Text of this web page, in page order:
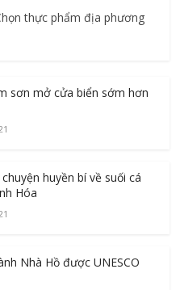
thực phẩm địa phương
sơn mở cửa biển sớm hơn
huyền bí về suối cá
Hóa
Nhà Hồ được UNESCO